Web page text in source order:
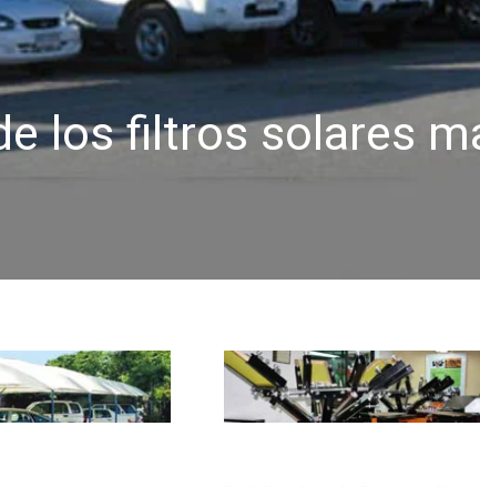
los filtros solares